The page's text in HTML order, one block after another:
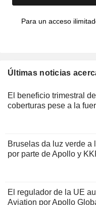
Para un acceso
Últimas noticias
El beneficio trimestral
coberturas pese a la
Bruselas da luz verde a
por parte de Apollo y
El regulador de la UE
Aviation por Apollo